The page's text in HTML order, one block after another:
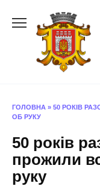
ГОЛОВНА » 50 РОКІВ
ОБ РУКУ
50 років
прожили
руку